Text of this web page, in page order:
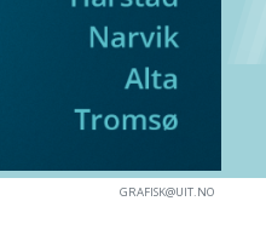
GRAFISK@UIT.NO